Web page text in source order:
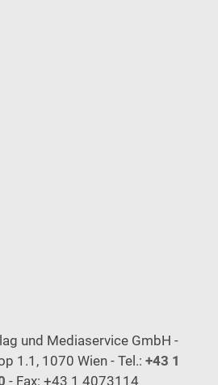
und Mediaservice GmbH -
1.1, 1070 Wien - Tel.: +43 1
- Fax: +43 1 4073114